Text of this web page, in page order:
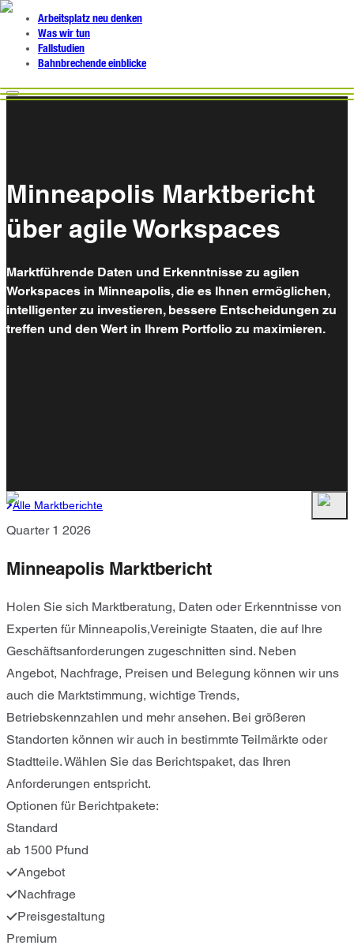
Arbeitsplatz neu denken
Was wir tun
Fallstudien
Bahnbrechende einblicke
Minneapolis Marktbericht
über agile Workspaces
Marktführende Daten und Erkenntnisse zu agilen
Workspaces in Minneapolis, die es Ihnen ermöglichen,
intelligenter zu investieren, bessere Entscheidungen zu
treffen und den Wert in Ihrem Portfolio zu maximieren.
Alle Marktberichte
Quarter 1 2026
Minneapolis Marktbericht
Holen Sie sich Marktberatung, Daten oder Erkenntnisse von
Experten für Minneapolis,Vereinigte Staaten, die auf Ihre
Geschäftsanforderungen zugeschnitten sind. Neben
Angebot, Nachfrage, Preisen und Belegung können wir uns
auch die Marktstimmung, wichtige Trends,
Betriebskennzahlen und mehr ansehen. Bei größeren
Standorten können wir auch in bestimmte Teilmärkte oder
Stadtteile. Wählen Sie das Berichtspaket, das Ihren
Anforderungen entspricht.
Optionen für Berichtpakete:
Standard
ab 1500 Pfund
Angebot
Nachfrage
Preisgestaltung
Premium